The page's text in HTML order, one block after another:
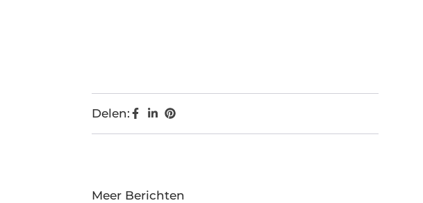
Delen:
Meer Berichten